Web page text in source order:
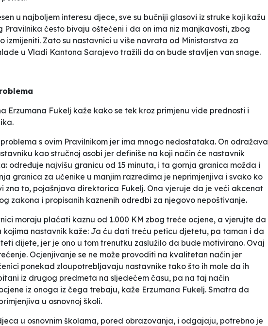
u najboljem interesu djece, sve su bučniji glasovi iz struke koji kažu
Pravilnika često bivaju oštećeni i da on ima niz manjkavosti, zbog
izmijeniti. Zato su nastavnici u više navrata od Ministarstva za
u Vladi Kantona Sarajevo tražili da on bude stavljen van snage.
Erzumana Fukelj kaže kako se tek kroz primjenu vide prednosti i
s ovim Pravilnikom jer ima mnogo nedostataka. On odražava
kao stručnoj osobi jer definiše na koji način će nastavnik
određuje najvišu granicu od 15 minuta, i ta gornja granica možda i
granica za učenike u manjim razredima je neprimjenjiva i svako ko
zna to, pojašnjava direktorica Fukelj. Ona vjeruje da je veći akcenat
zakona i propisanih kaznenih odredbi za njegovo nepoštivanje.
moraju plaćati kaznu od 1.000 KM zbog treće ocjene, a vjerujte da
nastavnik kaže: Ja ću dati treću peticu djetetu, pa taman i da
dijete, jer je ono u tom trenutku zaslužilo da bude motivirano. Ovaj
Ocjenjivanje se ne može provoditi na kvalitetan način jer
ponekad zloupotrebljavaju nastavnike tako što ih mole da ih
iz drugog predmeta na sljedećem času, pa na taj način
iz onoga iz čega trebaju, kaže Erzumana Fukelj. Smatra da
u osnovnoj školi.
u osnovnim školama, pored obrazovanja, i odgajaju, potrebno je